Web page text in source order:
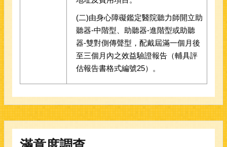
(二)由身心障礙鑑定醫院聽力師開立助
聽器-中階型、助聽器-進階型或助聽
器-雙對側傳聲型，配戴屆滿一個月後
至三個月內之效益驗證報告（輔具評
估報告書格式編號25）。